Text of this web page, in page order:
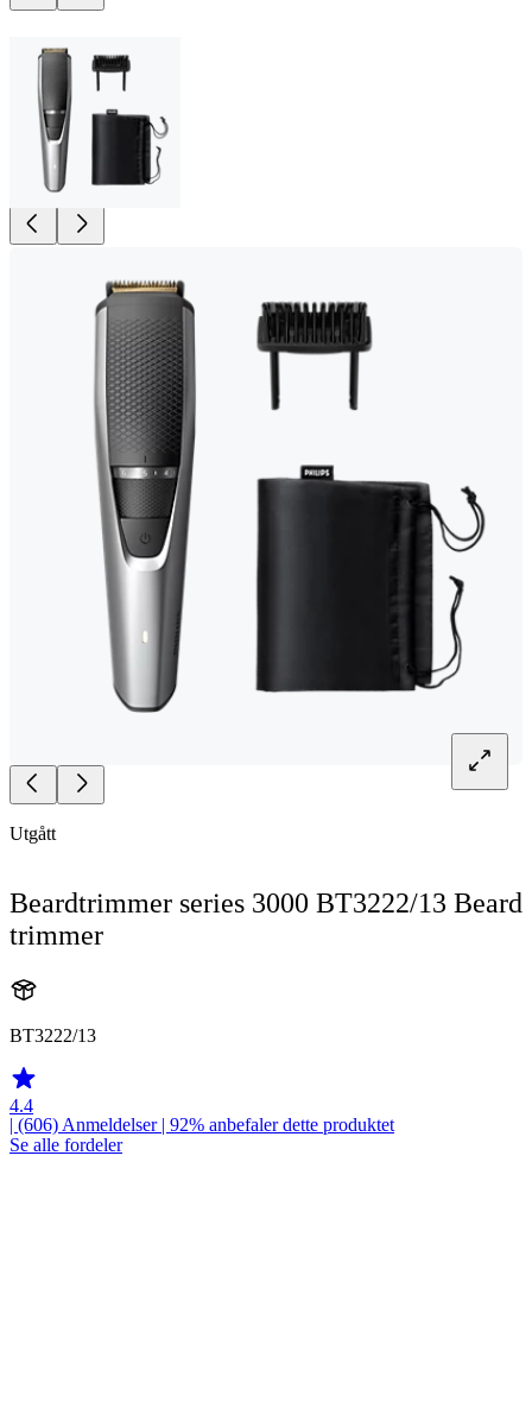
Utgått
Beardtrimmer series 3000 BT3222/13 Beard
trimmer
BT3222/13
4.4
| (606) Anmeldelser| 92% anbefaler dette produktet
Se alle fordeler